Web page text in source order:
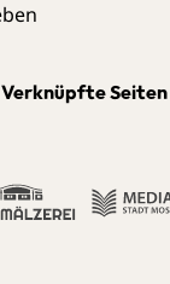
Verknüpfte Seiten